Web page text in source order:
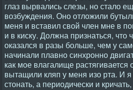
глаз вырвались слезы, но стало
возбуждения. Оно отложили
меня и вставил свой член мне в
и в киску. Должна признаться, что
оказался в разы больше, чем у
начинали плавно синхронно
как мое влагалище растягивается
вытащили кляп у меня изо рта. И
стонать, а периодически и